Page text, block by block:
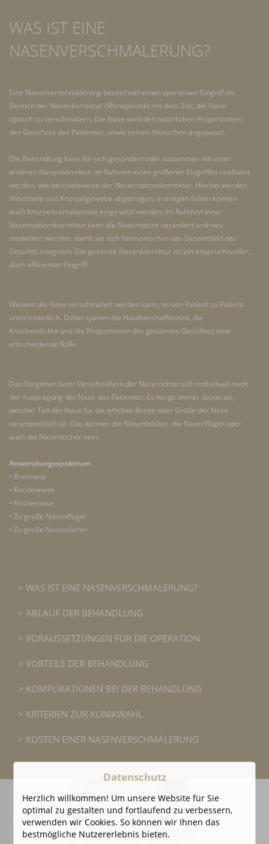
WAS IST EINE
NASENVERSCHMÄLERUNG?
Eine Nasenverschmälerung bezeichnet einen operativen Eingriff im
Bereich der Nasenkorrektur (Rhinoplastik) mit dem Ziel, die Nase
optisch zu verschmälern. Die Nase wird den natürlichen Proportionen
des Gesichtes des Patienten, sowie seinen Wünschen angepasst.
Die Behandlung kann für sich gesondert oder zusammen mit einer
anderen Nasenkorrektur im Rahmen eines größeren Eingriffes realisiert
werden, wie beispielsweise der Nasenspitzenkorrektur. Hierbei werden
Weichteile und Knorpelgewebe abgetragen, in einigen Fällen können
auch Knorpeltransplantate eingesetzt werden. Im Rahmen einer
Nasenspitzenkorrektur kann die Nasenspitze verändert und neu
modelliert werden, damit sie sich harmonisch in das Gesamtbild des
Gesichts integriert. Die gesamte Nasenkorrektur ist ein anspruchsvoller,
doch effizienter Eingriff.
Wieweit die Nase verschmälert werden kann, ist von Patient zu Patient
unterschiedlich. Dabei spielen die Hautbeschaffenheit, die
Knochendichte und die Proportionen des gesamten Gesichtes eine
entscheidende Rolle.
Das Vorgehen beim Verschmälern der Nase richtet sich individuell nach
der Ausprägung der Nase des Patienten. Es hängt immer davon ab,
welcher Teil der Nase für die erhöhte Breite oder Größe der Nase
verantwortlich ist. Das können die Nasenhöcker, die Nasenflügel oder
auch die Nasenlöcher sein.
Anwendungsspektrum
• Breitnase
• Knollennase
• Höckernase
• Zu große Nasenflügel
• Zu große Nasenlöcher
WAS IST EINE NASENVERSCHMÄLERUNG?
ABLAUF DER BEHANDLUNG
VORAUSSETZUNGEN FÜR DIE OPERATION
VORTEILE DER BEHANDLUNG
KOMPLIKATIONEN BEI DER BEHANDLUNG
KRITERIEN ZUR KLINIKWAHL
KOSTEN EINER NASENVERSCHMÄLERUNG
Datenschutz
Herzlich willkommen! Um unsere Website für Sie
optimal zu gestalten und fortlaufend zu verbessern,
verwenden wir Cookies. So können wir Ihnen das
bestmögliche Nutzererlebnis bieten.